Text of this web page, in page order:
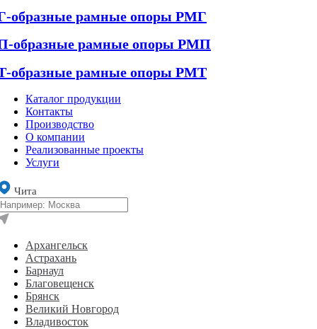
образные рамные опоры РМГ
образные рамные опоры РМП
образные рамные опоры РМТ
Каталог продукции
Контакты
Производство
О компании
Реализованные проекты
Услуги
Чита
Архангельск
Астрахань
Барнаул
Благовещенск
Брянск
Великий Новгород
Владивосток